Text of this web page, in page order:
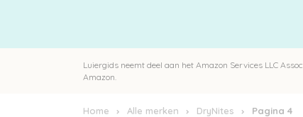
Luiergids neemt deel aan het Amazon Services LLC
Amazon.
Home Alle merken DryNites Pagina 4